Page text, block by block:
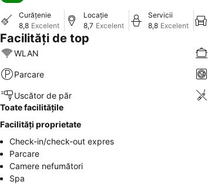
Curățenie
8,8 Excelent
Locație
8,7 Excelent
Servicii
8,8 Excelent
Facilități de top
WLAN
Parcare
Uscător de păr
Toate facilitățile
Facilități proprietate
Check-in/check-out expres
Parcare
Camere nefumători
Spa